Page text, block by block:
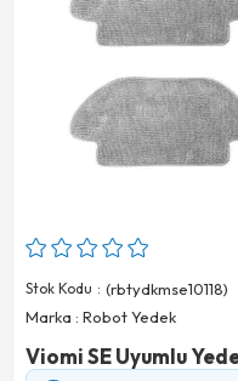
Stok Kodu
(rbtydkmse10118)
Marka : Robot Yedek
Viomi SE Uyumlu